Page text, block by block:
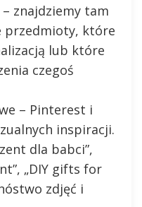
znajdziemy tam
przedmioty, które
lub które
czegoś
– Pinterest i
inspiracji.
dla babci”,
„DIY gifts for
zdjęć i